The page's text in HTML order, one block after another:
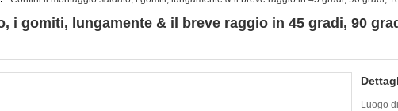
i gomiti, lungamente & il breve raggio in 45 gradi, 90
Luogo